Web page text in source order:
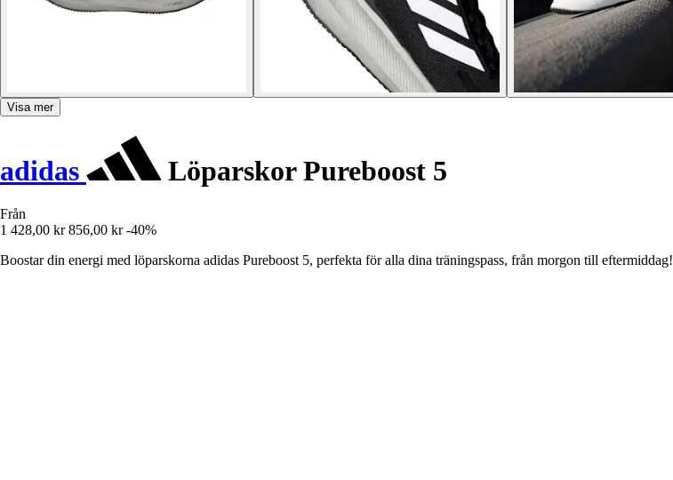
Visa mer
adidas Löparskor Pureboost 5
Från
1 428,00 kr 856,00 kr -40%
Boostar din energi med löparskorna adidas Pureboost 5, perfekta för alla dina träningspass, från morgon till eftermiddag!